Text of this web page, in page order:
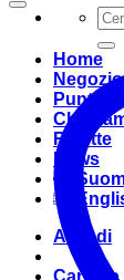
Home
Negozio
Punto
Chi
Ricette
News
Accedi
Carrello